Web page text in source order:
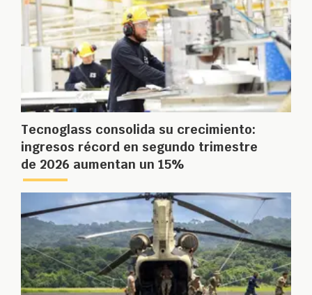
Tecnoglass consolida su crecimiento:
ingresos récord en segundo trimestre
de 2026 aumentan un 15%